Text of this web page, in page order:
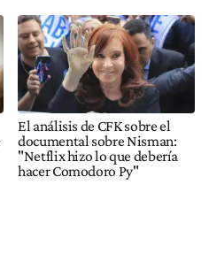
El análisis de CFK sobre el
documental sobre Nisman:
"Netflix hizo lo que debería
hacer Comodoro Py"